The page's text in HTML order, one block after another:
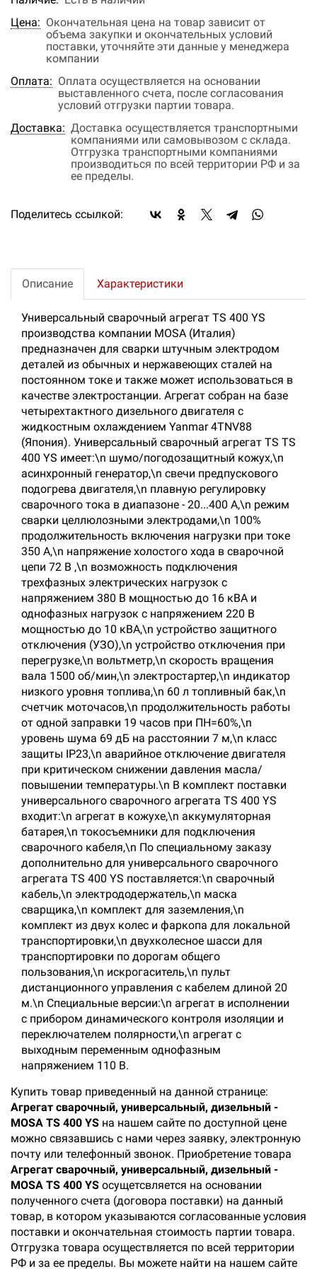
Цена: Окончательная цена на товар зависит от
объема закупки и окончательных условий
поставки, уточняйте эти данные у менеджера
компании
Оплата: Оплата осуществляется на основании
выставленного счета, после согласования
условий отгрузки партии товара.
Доставка: Доставка осуществляется транспортными
компаниями или самовывозом с склада.
Отгрузка транспортными компаниями
производиться по всей территории РФ и за
ее пределы.
Поделитесь ссылкой:
Описание Характеристики
Универсальный сварочный агрегат TS 400 YS
производства компании MOSA (Италия)
предназначен для сварки штучным электродом
деталей из обычных и нержавеющих сталей на
постоянном токе и также может использоваться в
качестве электростанции. Агрегат собран на базе
четырехтактного дизельного двигателя с
жидкостным охлаждением Yanmar 4TNV88
(Япония). Универсальный сварочный агрегат TS TS
400 YS имеет:\n шумо/погодозащитный кожух,\n
асинхронный генератор,\n свечи предпускового
подогрева двигателя,\n плавную регулировку
сварочного тока в диапазоне - 20...400 А,\n режим
сварки целлюлозными электродами,\n 100%
продолжительность включения нагрузки при токе
350 А,\n напряжение холостого хода в сварочной
цепи 72 В ,\n возможность подключения
трехфазных электрических нагрузок с
напряжением 380 В мощностью до 16 кВА и
однофазных нагрузок с напряжением 220 В
мощностью до 10 кВА,\n устройство защитного
отключения (УЗО),\n устройство отключения при
перегрузке,\n вольтметр,\n скорость вращения
вала 1500 об/мин,\n электростартер,\n индикатор
низкого уровня топлива,\n 60 л топливный бак,\n
счетчик моточасов,\n продолжительность работы
от одной заправки 19 часов при ПН=60%,\n
уровень шума 69 дБ на расстоянии 7 м,\n класс
защиты IP23,\n аварийное отключение двигателя
при критическом снижении давления масла/
повышении температуры.\n В комплект поставки
универсального сварочного агрегата TS 400 YS
входит:\n агрегат в кожухе,\n аккумуляторная
батарея,\n токосъемники для подключения
сварочного кабеля,\n По специальному заказу
дополнительно для универсального сварочного
агрегата TS 400 YS поставляется:\n сварочный
кабель,\n электрододержатель,\n маска
сварщика,\n комплект для заземления,\n
комплект из двух колес и фаркопа для локальной
транспортировки,\n двухколесное шасси для
транспортировки по дорогам общего
пользования,\n искрогаситель,\n пульт
дистанционного управления с кабелем длиной 20
м.\n Специальные версии:\n агрегат в исполнении
с прибором динамического контроля изоляции и
переключателем полярности,\n агрегат с
выходным переменным однофазным
напряжением 110 В.
Купить товар приведенный на данной странице:
Агрегат сварочный, универсальный, дизельный -
MOSA TS 400 YS на нашем сайте по доступной цене
можно связавшись с нами через заявку, электронную
почту или телефонный звонок. Приобретение товара
Агрегат сварочный, универсальный, дизельный -
MOSA TS 400 YS осущетсвляется на основании
полученного счета (договора поставки) на данный
товар, в котором указываются согласованные условия
поставки и окончательная стоимость партии товара.
Отгрузка товара осуществляется по всей территории
РФ и за ее пределы. Вы можете найти на нашем сайте